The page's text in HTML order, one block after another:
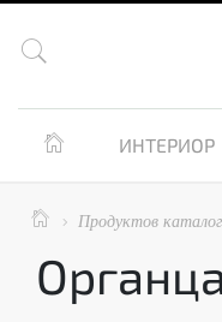

 ИНТЕРИОР
  Продуктов каталог